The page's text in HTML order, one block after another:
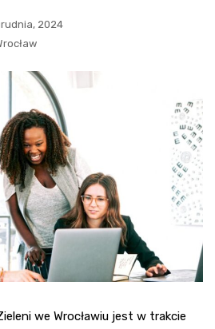
2024
we Wrocławiu jest w trakcie